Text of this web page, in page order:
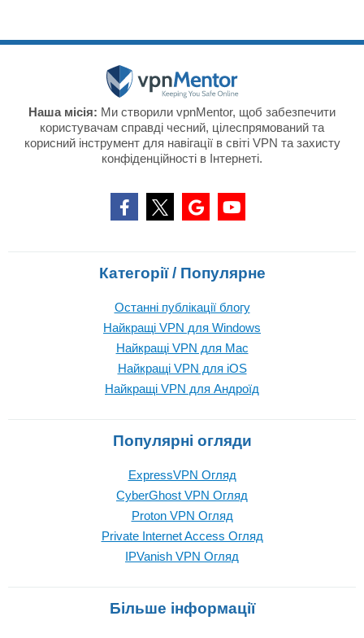
Наша місія: Ми створили vpnMentor, щоб забезпечити
користувачам справді чесний, цілеспрямований та
корисний інструмент для навігації в світі VPN та захисту
конфіденційності в Інтернеті.
Категорії / Популярне
Останні публікації блогу
Найкращі VPN для Windows
Найкращі VPN для Mac
Найкращі VPN для iOS
Найкращі VPN для Андроїд
Популярні огляди
ExpressVPN Огляд
CyberGhost VPN Огляд
Proton VPN Огляд
Private Internet Access Огляд
IPVanish VPN Огляд
Більше інформації